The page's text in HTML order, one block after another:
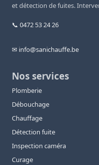
et détection de fuites.
📞 0472 53 24 26
✉ info@sanichauffe.be
Nos services
Plomberie
Débouchage
Chauffage
Détection fuite
Inspection caméra
Curage